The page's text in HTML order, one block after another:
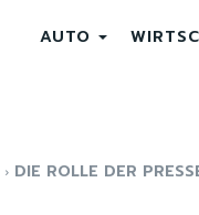
AUTO
DIE ROLLE DER